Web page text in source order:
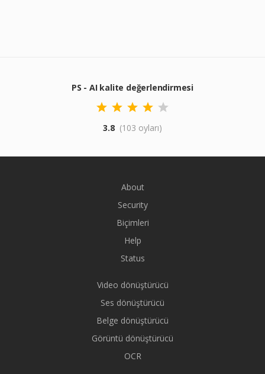
PS - AI kalite değerlendirmesi
3.8 (103 oyları)
About
Security
Biçimleri
Help
Status
Video dönüştürücü
Ses dönüştürücü
Belge dönüştürücü
Görüntü dönüştürücü
OCR